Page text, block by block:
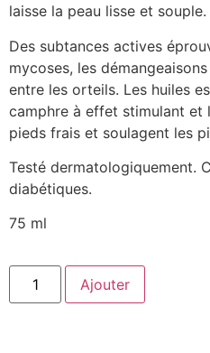
laisse la peau lisse et
Des subtances actives
mycoses, les
entre les orteils. Les huiles
camphre à effet stimulant et
pieds frais et soulagent les
Testé dermatologiquement.
diabétiques.
75 ml
Ajouter